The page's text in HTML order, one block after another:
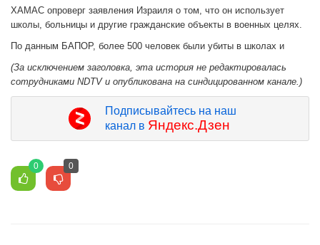
ХАМАС опроверг заявления Израиля о том, что он использует
школы, больницы и другие гражданские объекты в военных целях.
По данным БАПОР, более 500 человек были убиты в школах и
(За исключением заголовка, эта история не редактировалась
сотрудниками NDTV и опубликована на синдицированном канале.)
Подписывайтесь на наш
канал в Яндекс.Дзен
0 0